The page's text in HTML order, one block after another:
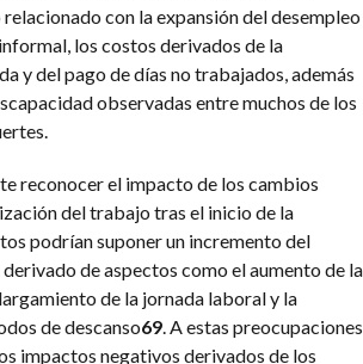
con la expansión del desempleo
los costos derivados de la
y del pago de días no trabajados, además
observadas entre muchos de los
reconocer el impacto de los cambios
del trabajo tras el inicio de la
podrían suponer un incremento del
de aspectos como el aumento de la
de la jornada laboral y la
de descanso69 . A estas preocupaciones
impactos negativos derivados de los